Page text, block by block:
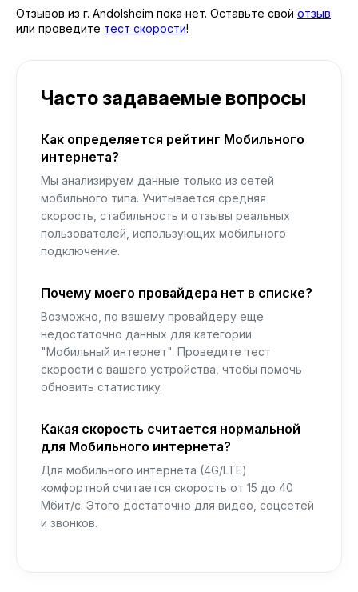
Отзывов из г. Andolsheim пока нет. Оставьте свой отзыв
или проведите тест скорости!
Часто задаваемые вопросы
Как определяется рейтинг Мобильного
интернета?
Мы анализируем данные только из сетей
мобильного типа. Учитывается средняя
скорость, стабильность и отзывы реальных
пользователей, использующих мобильного
подключение.
Почему моего провайдера нет в списке?
Возможно, по вашему провайдеру еще
недостаточно данных для категории
"Мобильный интернет". Проведите тест
скорости с вашего устройства, чтобы помочь
обновить статистику.
Какая скорость считается нормальной
для Мобильного интернета?
Для мобильного интернета (4G/LTE)
комфортной считается скорость от 15 до 40
Мбит/с. Этого достаточно для видео, соцсетей
и звонков.